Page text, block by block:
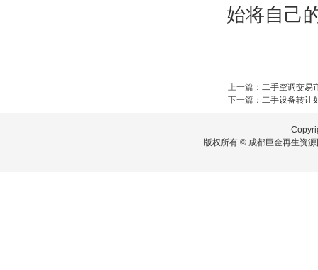
始将自己
上一篇 ： 二手空调交易
下一篇 ： 二手设备转让
版权所有 © 成都巨金再生资